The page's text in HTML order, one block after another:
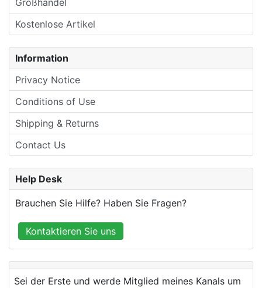
Kostenlose Artikel
Information
Privacy Notice
Conditions of Use
Shipping & Returns
Contact Us
Help Desk
Brauchen Sie Hilfe? Haben Sie Fragen?
Kontaktieren Sie uns
Sei der Erste und werde Mitglied meines Kanals um